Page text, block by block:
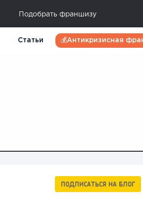
Подобрать франшизу
Статьи 💰Антикризисная
ПОДПИСАТЬСЯ НА БЛОГ